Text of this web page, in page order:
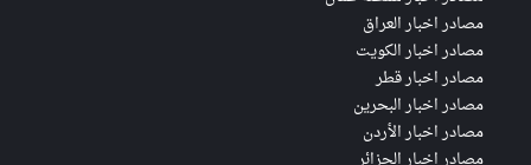
مصادر اخبار العراق
مصادر اخبار الكويت
مصادر اخبار قطر
مصادر اخبار البحرين
مصادر اخبار الأردن